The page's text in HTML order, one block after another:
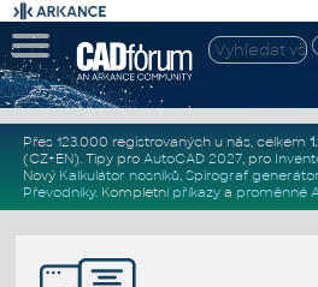
Přes 123.000 registrovaných u nás, celkem
(CZ+EN). Tipy pro AutoCAD 2027, pro
Nový Kalkulátor nosníků, Spirograf generátor
Převodníky. Kompletní příkazya proměnné